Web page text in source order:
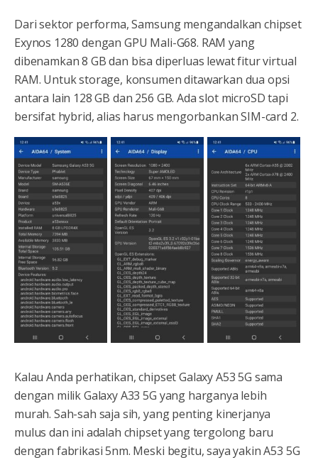
Dari sektor performa, Samsung mengandalkan chipset
Exynos 1280 dengan GPU Mali-G68. RAM yang
dibenamkan 8 GB dan bisa diperluas lewat fitur virtual
RAM. Untuk storage, konsumen ditawarkan dua opsi
antara lain 128 GB dan 256 GB. Ada slot microSD tapi
bersifat hybrid, alias harus mengorbankan SIM-card 2.
Kalau Anda perhatikan, chipset Galaxy A53 5G sama
dengan milik Galaxy A33 5G yang harganya lebih
murah. Sah-sah saja sih, yang penting kinerjanya
mulus dan ini adalah chipset yang tergolong baru
dengan fabrikasi 5nm. Meski begitu, saya yakin A53 5G